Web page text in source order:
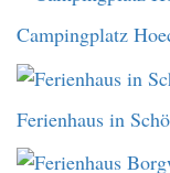
Campingplatz
Ferienhaus in